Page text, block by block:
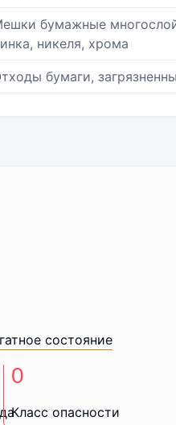
бумажные
никеля, хрома
бумаги,
состояние
Класс опасности
0